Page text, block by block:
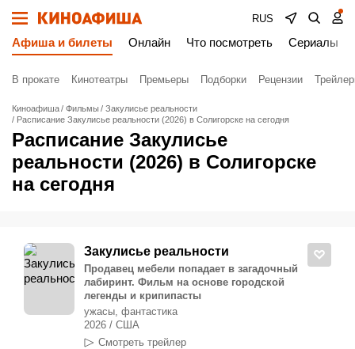
RUS
Афиша и билеты Онлайн Что посмотреть Сериалы
В прокате Кинотеатры Премьеры Подборки Рецензии
Киноафиша Фильмы
Закулисье реальности
Расписание Закулисье реальности (2026) в Солигорске на сегодня
Расписание Закулисье
реальности (2026) в Солигорске
на сегодня
Закулисье реальности
Продавец мебели попадает в загадочный
лабиринт. Фильм на основе городской
легенды и крипипасты
ужасы, фантастика
2026 / США
Смотреть трейлер